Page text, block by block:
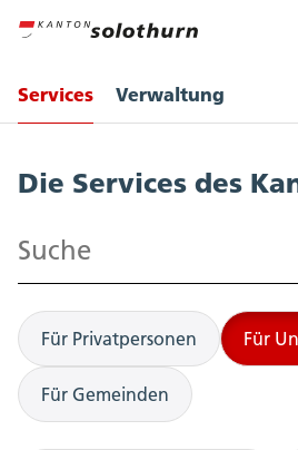
Services Verwaltung
Die Services des
Suchen
Für Privatpersonen Für
Für Gemeinden